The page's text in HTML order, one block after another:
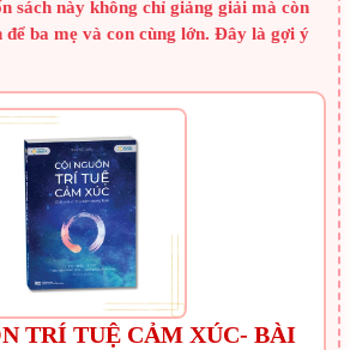
sách này không chỉ giảng giải mà còn
để ba mẹ và con cùng lớn. Đây là gợi ý
TRÍ TUỆ CẢM XÚC- BÀI